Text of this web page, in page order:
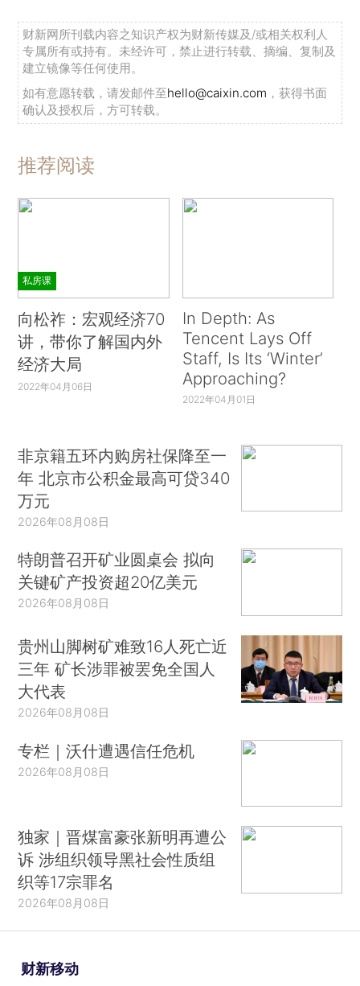
财新网所刊载内容之知识产权为财新传媒及/或相关权利人
专属所有或持有。未经许可，禁止进行转载、摘编、复制及
建立镜像等任何使用。
如有意愿转载，请发邮件至hello@caixin.com ，获得书面
确认及授权后，方可转载。
推荐阅读
私房课
向松祚：宏观经济70
讲，带你了解国内外
经济大局
2022年04月06日
In Depth: As
Tencent Lays Off
Staff, Is Its ‘Winter’
Approaching?
2022年04月01日
非京籍五环内购房社保降至一
年 北京市公积金最高可贷340
万元
2026年08月08日
特朗普召开矿业圆桌会 拟向
关键矿产投资超20亿美元
2026年08月08日
贵州山脚树矿难致16人死亡近
三年 矿长涉罪被罢免全国人
大代表
2026年08月08日
专栏｜沃什遭遇信任危机
2026年08月08日
独家｜晋煤富豪张新明再遭公
诉 涉组织领导黑社会性质组
织等17宗罪名
2026年08月08日
财新移动